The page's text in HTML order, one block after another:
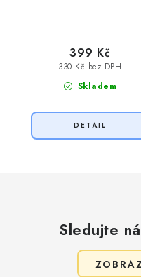
Skladem
330 Kč bez DPH
399 Kč
Sledujte